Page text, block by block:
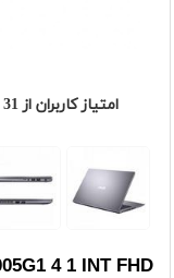
امتیاز کاربران از31
4 1 INT FHD